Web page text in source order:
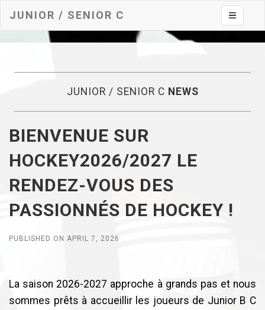
JUNIOR / SENIOR C Toggle
JUNIOR / SENIOR C NEWS
BIENVENUE SUR
HOCKEY2026/2027 LE
RENDEZ-VOUS DES
PASSIONNÉS DE HOCKEY !
PUBLISHED ON APRIL 7, 2026
La saison 2026-2027 approche à grands pas et nous
sommes prêts à accueillir les joueurs de Junior B C